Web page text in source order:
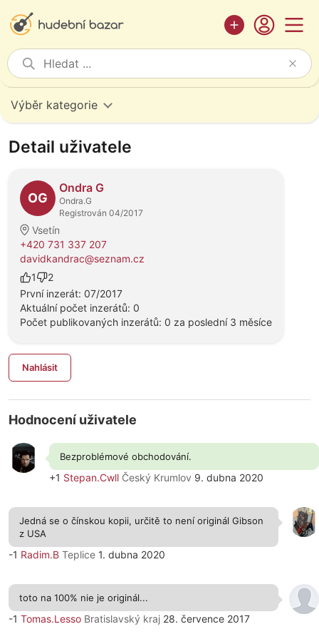
Výběr kategorie
Detail uživatele
OG
Ondra G
Ondra.G
Registrován 04/2017
Vsetín
+420 731 337 207
davidkandrac@seznam.cz
1
2
První inzerát: 07/2017
Aktuální počet inzerátů: 0
Počet publikovaných inzerátů: 0 za poslední 3 měsíce
Nahlásit
Hodnocení uživatele
Bezproblémové obchodování.
+1 Stepan.Cwll Český Krumlov 9. dubna 2020
Jedná se o čínskou kopii, určitě to není originál Gibson
z USA
-1 Radim.B Teplice 1. dubna 2020
toto na 100% nie je originál...
-1 Tomas.Lesso Bratislavský kraj 28. července 2017